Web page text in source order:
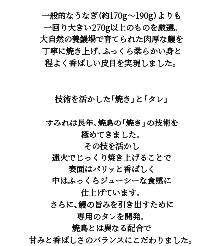
一般的なうなぎ（約170g〜190g）よりも
一回り大きい270g以上のものを厳選。
大自然の養鰻場で育てられた肉厚な鰻を
丁寧に焼き上げ、ふっくら柔らかい身と
程よく香ばしい皮目を実現しました。
技術を活かした「焼き」と「タレ」
すみれは長年、焼鳥の「焼き」の技術を
極めてきました。
その技を活かし
遠火でじっくり焼き上げることで
表面はパリッと香ばしく
中はふっくらジューシーな食感に
仕上げています。
さらに、鰻の旨みを引き出すために
専用のタレを開発。
焼鳥とは異なる配合で
甘みと香ばしさのバランスにこだわりました。